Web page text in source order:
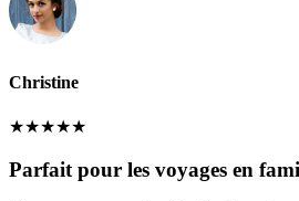
Christine
★★★★★
Parfait pour les voyages en